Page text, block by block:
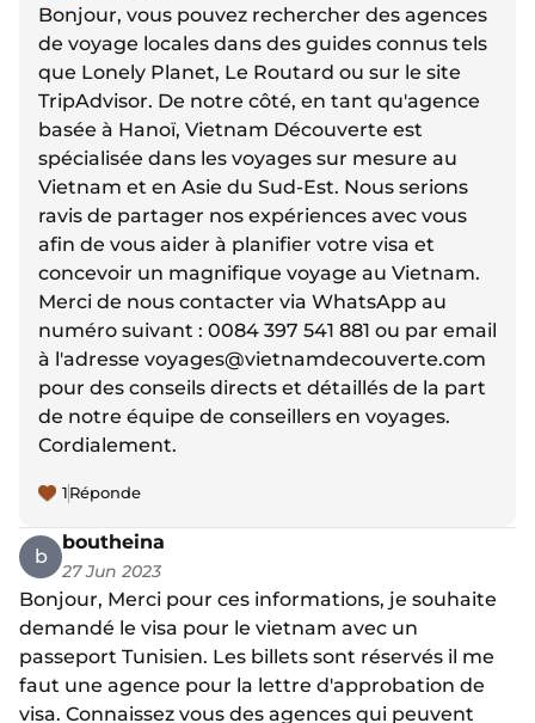
Bonjour, vous pouvez rechercher des agences
de voyage locales dans des guides connus tels
que Lonely Planet, Le Routard ou sur le site
TripAdvisor. De notre côté, en tant qu'agence
basée à Hanoï, Vietnam Découverte est
spécialisée dans les voyages sur mesure au
Vietnam et en Asie du Sud-Est. Nous serions
ravis de partager nos expériences avec vous
afin de vous aider à planifier votre visa et
concevoir un magnifique voyage au Vietnam.
Merci de nous contacter via WhatsApp au
numéro suivant : 0084 397 541 881 ou par email
à l'adresse voyages@vietnamdecouverte.com
pour des conseils directs et détaillés de la part
de notre équipe de conseillers en voyages.
Cordialement.
1 Réponde
b
boutheina
27 Jun 2023
Bonjour, Merci pour ces informations, je souhaite
demandé le visa pour le vietnam avec un
passeport Tunisien. Les billets sont réservés il me
faut une agence pour la lettre d'approbation de
visa. Connaissez vous des agences qui peuvent